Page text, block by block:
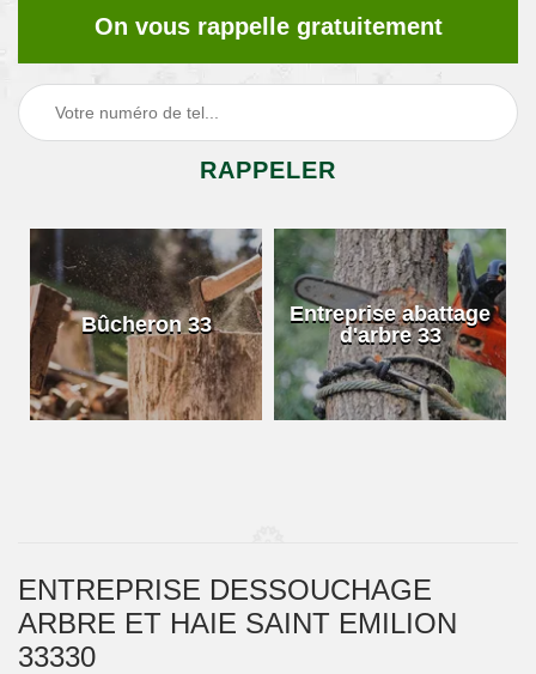
On vous rappelle gratuitement
Bûcheron 33
Entreprise abattage
d'arbre 33
ENTREPRISE DESSOUCHAGE
ARBRE ET HAIE SAINT EMILION
33330